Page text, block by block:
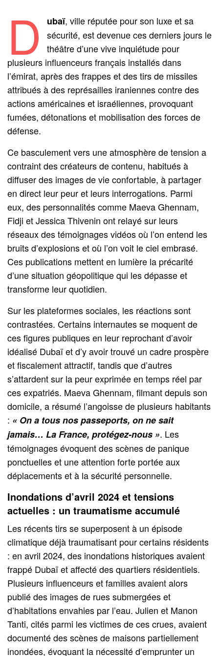
D ubaï, ville réputée pour son luxe et sa
sécurité, est devenue ces derniers jours le
théâtre d’une vive inquiétude pour
plusieurs influenceurs français installés dans
l’émirat, après des frappes et des tirs de missiles
attribués à des représailles iraniennes contre des
actions américaines et israéliennes, provoquant
fumées, détonations et mobilisation des forces de
défense.
Ce basculement vers une atmosphère de tension a
contraint des créateurs de contenu, habitués à
diffuser des images de vie confortable, à partager
en direct leur peur et leurs interrogations. Parmi
eux, des personnalités comme Maeva Ghennam,
Fidji et Jessica Thivenin ont relayé sur leurs
réseaux des témoignages vidéos où l’on entend les
bruits d’explosions et où l’on voit le ciel embrasé.
Ces publications mettent en lumière la précarité
d’une situation géopolitique qui les dépasse et
transforme leur quotidien.
Sur les plateformes sociales, les réactions sont
contrastées. Certains internautes se moquent de
ces figures publiques en leur reprochant d’avoir
idéalisé Dubaï et d’y avoir trouvé un cadre prospère
et fiscalement attractif, tandis que d’autres
s’attardent sur la peur exprimée en temps réel par
ces expatriés. Maeva Ghennam, filmant depuis son
domicile, a résumé l’angoisse de plusieurs habitants
: « On a tous nos passeports, on ne sait
jamais… La France, protégez-nous ». Les
témoignages évoquent des scènes de panique
ponctuelles et une attention forte portée aux
déplacements et à la sécurité personnelle.
Inondations d’avril 2024 et tensions
actuelles : un traumatisme accumulé
Les récents tirs se superposent à un épisode
climatique déjà traumatisant pour certains résidents
: en avril 2024, des inondations historiques avaient
frappé Dubaï et affecté des quartiers résidentiels.
Plusieurs influenceurs et familles avaient alors
publié des images de rues submergées et
d’habitations envahies par l’eau. Julien et Manon
Tanti, cités parmi les victimes de ces crues, avaient
documenté des scènes de maisons partiellement
inondées, évoquant la nécessité d’emprunter un